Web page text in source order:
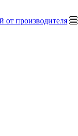
от производителя